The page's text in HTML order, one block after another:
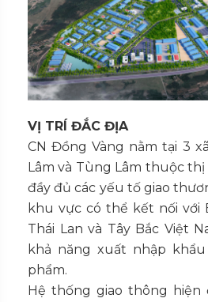
VỊ TRÍ ĐẮC ĐỊA
CN Đồng Vàng nằm tại 3
Lâm và Tùng Lâm thuộc thị
đầy đủ các yếu tố giao
khu vực có thể kết nối với
Thái Lan và Tây Bắc Việt
khả năng xuất nhập
phẩm.
Hệ thống giao thông hiện